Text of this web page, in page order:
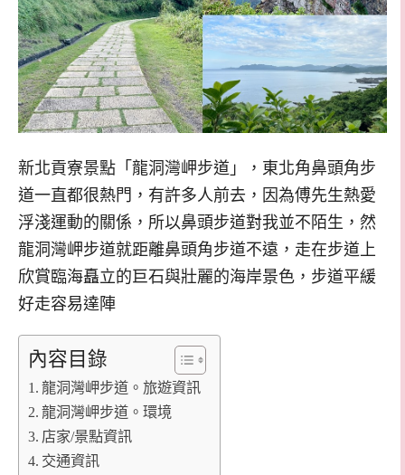
新北貢寮景點「龍洞灣岬步道」，東北角鼻頭角步
道一直都很熱門，有許多人前去，因為傅先生熱愛
浮淺運動的關係，所以鼻頭步道對我並不陌生，然
龍洞灣岬步道就距離鼻頭角步道不遠，走在步道上
欣賞臨海矗立的巨石與壯麗的海岸景色，步道平緩
好走容易達陣
內容目錄
龍洞灣岬步道。旅遊資訊
龍洞灣岬步道。環境
店家/景點資訊
交通資訊